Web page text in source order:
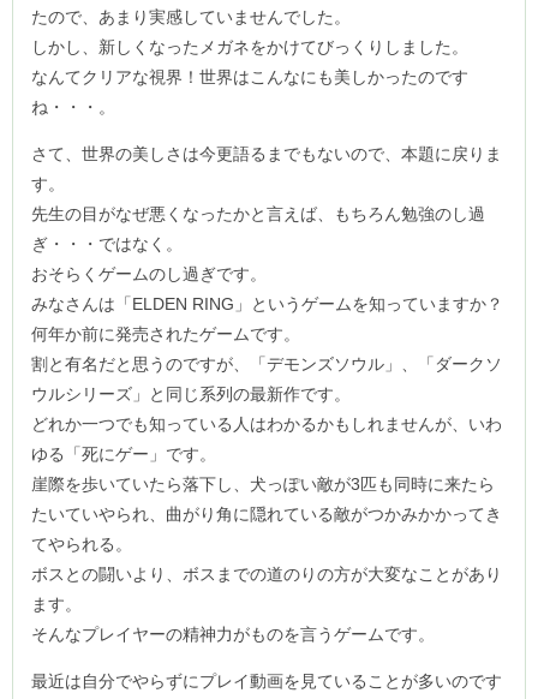
たので、あまり実感していませんでした。
しかし、新しくなったメガネをかけてびっくりしました。
なんてクリアな視界！世界はこんなにも美しかったのです
ね・・・。
さて、世界の美しさは今更語るまでもないので、本題に戻りま
す。
先生の目がなぜ悪くなったかと言えば、もちろん勉強のし過
ぎ・・・ではなく。
おそらくゲームのし過ぎです。
みなさんは「ELDEN RING」というゲームを知っていますか？
何年か前に発売されたゲームです。
割と有名だと思うのですが、「デモンズソウル」、「ダークソ
ウルシリーズ」と同じ系列の最新作です。
どれか一つでも知っている人はわかるかもしれませんが、いわ
ゆる「死にゲー」です。
崖際を歩いていたら落下し、犬っぽい敵が3匹も同時に来たら
たいていやられ、曲がり角に隠れている敵がつかみかかってき
てやられる。
ボスとの闘いより、ボスまでの道のりの方が大変なことがあり
ます。
そんなプレイヤーの精神力がものを言うゲームです。
最近は自分でやらずにプレイ動画を見ていることが多いのです